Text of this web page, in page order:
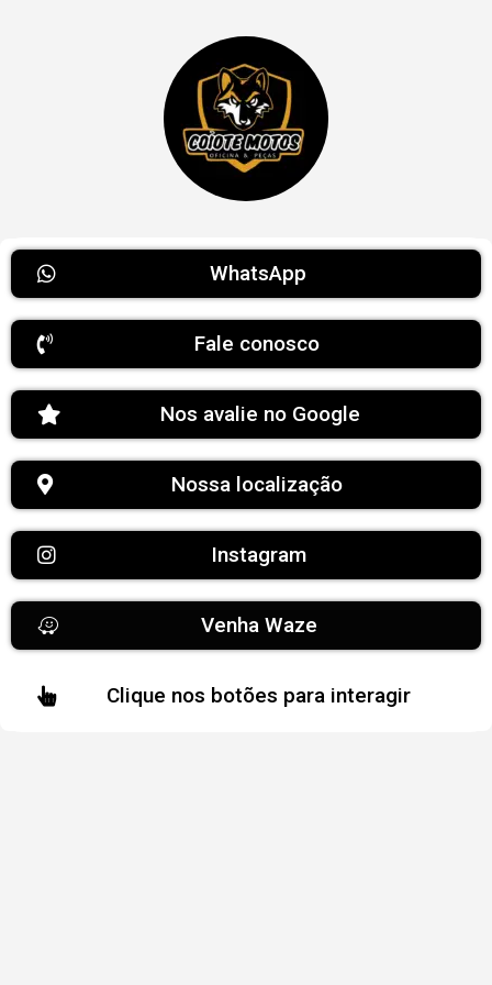
WhatsApp
Fale conosco
Nos avalie no Google
Nossa localização
Instagram
Venha Waze
Clique nos botões para interagir